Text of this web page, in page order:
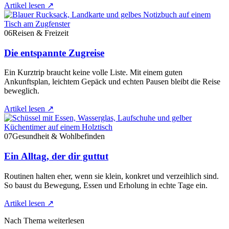
Artikel lesen ↗
06Reisen & Freizeit
Die entspannte Zugreise
Ein Kurztrip braucht keine volle Liste. Mit einem guten
Ankunftsplan, leichtem Gepäck und echten Pausen bleibt die Reise
beweglich.
Artikel lesen ↗
07Gesundheit & Wohlbefinden
Ein Alltag, der dir guttut
Routinen halten eher, wenn sie klein, konkret und verzeihlich sind.
So baust du Bewegung, Essen und Erholung in echte Tage ein.
Artikel lesen ↗
Nach Thema weiterlesen